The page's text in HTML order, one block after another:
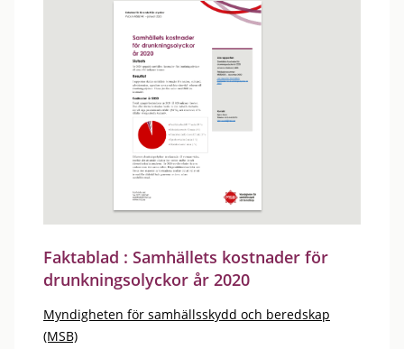
Faktablad : Samhällets kostnader för
drunkningsolyckor år 2020
Myndigheten för samhällsskydd och beredskap
(MSB)